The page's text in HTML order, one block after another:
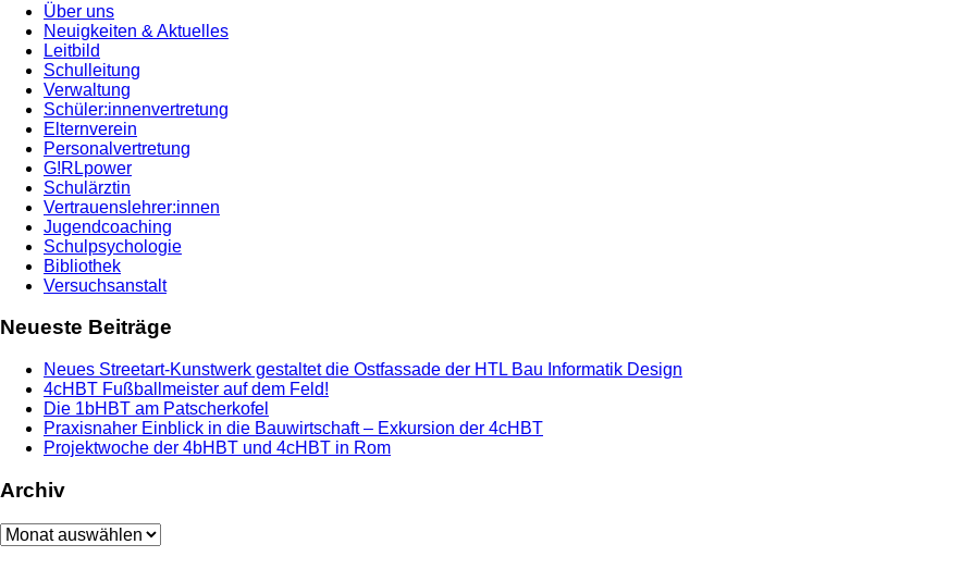
Über uns
Neuigkeiten & Aktuelles
Leitbild
Schulleitung
Verwaltung
Schüler:innenvertretung
Elternverein
Personalvertretung
G!RLpower
Schulärztin
Vertrauenslehrer:innen
Jugendcoaching
Schulpsychologie
Bibliothek
Versuchsanstalt
Neueste Beiträge
Neues Streetart-Kunstwerk gestaltet die Ostfassade der HTL Bau Informatik Design
4cHBT Fußballmeister auf dem Feld!
Die 1bHBT am Patscherkofel
Praxisnaher Einblick in die Bauwirtschaft – Exkursion der 4cHBT
Projektwoche der 4bHBT und 4cHBT in Rom
Archiv
Archiv